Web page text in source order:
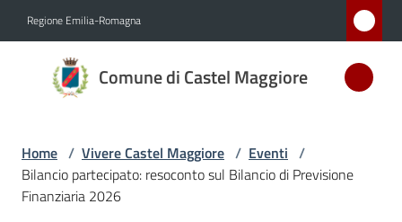
Regione Emilia-Romagna
Comune di Castel Maggiore
Comune
di Castel
D'ARGENTO
AL MERITO
CIVILE
Home / Vivere Castel Maggiore / Eventi /
Bilancio partecipato: resoconto sul Bilancio di Previsione
Finanziaria 2026